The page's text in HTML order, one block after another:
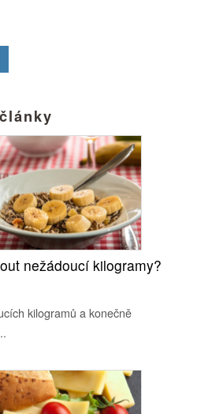
nežádoucí kilogramy?
kilogramů a konečně